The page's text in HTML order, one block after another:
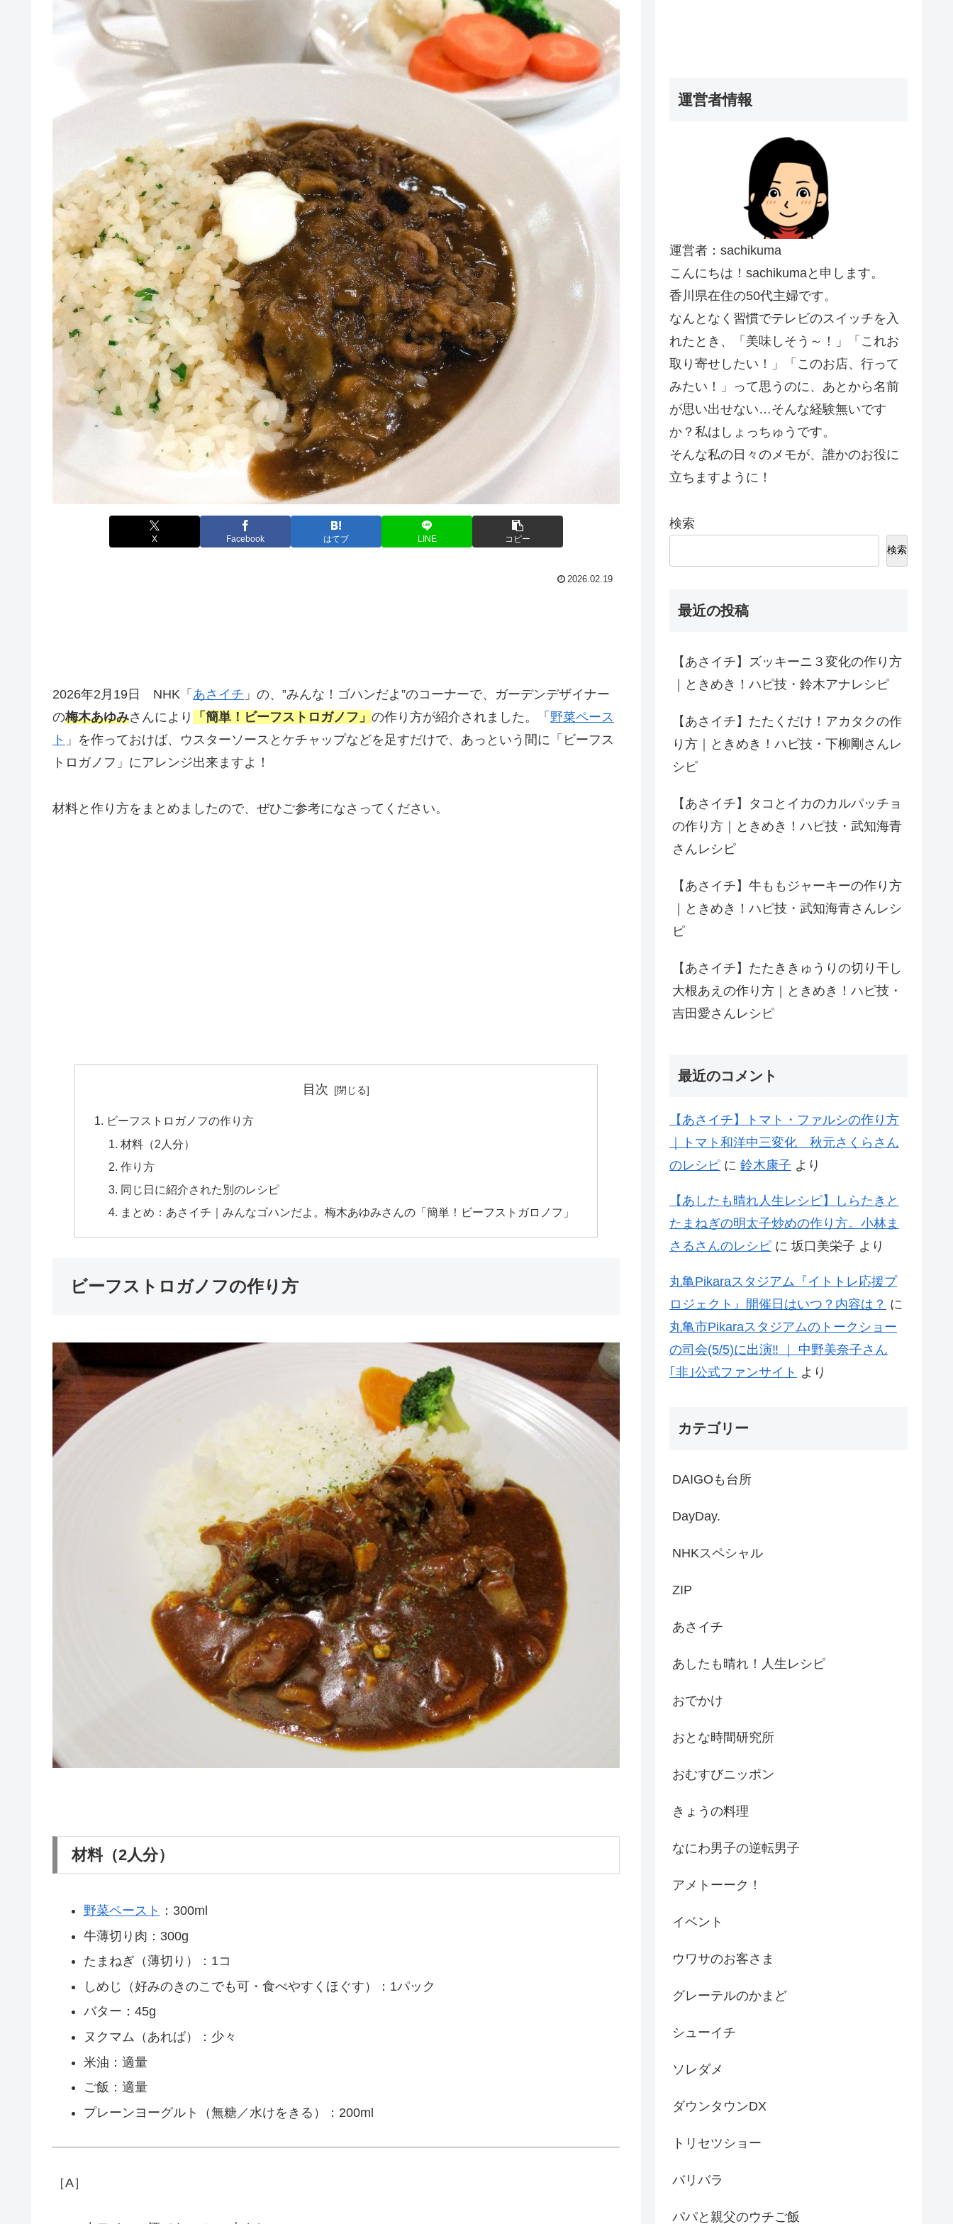
X Facebook はてブ LINE コピー
2026.02.19
2026年2月19日 NHK「 あさイチ 」の、”みんな！ゴハンだよ”のコーナーで、ガーデンデザイナー
の梅木あゆみさんにより 「簡単！ビーフストロガノフ」 の作り方が紹介されました。「 野菜ペース
ト 」を作っておけば、ウスターソースとケチャップなどを足すだけで、あっという間に「ビーフス
トロガノフ」にアレンジ出来ますよ！
材料と作り方をまとめましたので、ぜひご参考になさってください。
目次
ビーフストロガノフの作り方
材料（2人分）
作り方
同じ日に紹介された別のレシピ
まとめ：あさイチ｜みんなゴハンだよ。梅木あゆみさんの「簡単！ビーフストガロノフ」
ビーフストロガノフの作り方
材料（2人分）
野菜ペースト ：300ml
牛薄切り肉：300g
たまねぎ（薄切り）：1コ
しめじ（好みのきのこでも可・食べやすくほぐす）：1パック
バター：45g
ヌクマム（あれば）：少々
米油：適量
ご飯：適量
プレーンヨーグルト（無糖／水けをきる）：200ml
［A］
運営者情報
運営者：sachikuma
こんにちは！sachikumaと申します。
香川県在住の50代主婦です。
なんとなく習慣でテレビのスイッチを入
れたとき、「美味しそう～！」「これお
取り寄せしたい！」「このお店、行って
みたい！」って思うのに、あとから名前
が思い出せない…そんな経験無いです
か？私はしょっちゅうです。
そんな私の日々のメモが、誰かのお役に
立ちますように！
検索
検索
最近の投稿
【あさイチ】ズッキーニ３変化の作り方
｜ときめき！ハピ技・鈴木アナレシピ
【あさイチ】たたくだけ！アカタクの作
り方｜ときめき！ハピ技・下柳剛さんレ
シピ
【あさイチ】タコとイカのカルパッチョ
の作り方｜ときめき！ハピ技・武知海青
さんレシピ
【あさイチ】牛ももジャーキーの作り方
｜ときめき！ハピ技・武知海青さんレシ
ピ
【あさイチ】たたききゅうりの切り干し
大根あえの作り方｜ときめき！ハピ技・
吉田愛さんレシピ
最近のコメント
【あさイチ】トマト・ファルシの作り方
｜トマト和洋中三変化 秋元さくらさん
のレシピ に 鈴木康子 より
【あしたも晴れ人生レシピ】しらたきと
たまねぎの明太子炒めの作り方。小林ま
さるさんのレシピ に 坂口美栄子 より
丸亀Pikaraスタジアム『イトトレ応援プ
ロジェクト』開催日はいつ？内容は？ に
丸亀市Pikaraスタジアムのトークショー
の司会(5/5)に出演‼ ｜ 中野美奈子さん
｢非｣公式ファンサイト より
カテゴリー
DAIGOも台所
DayDay.
NHKスペシャル
ZIP
あさイチ
あしたも晴れ！人生レシピ
おでかけ
おとな時間研究所
おむすびニッポン
きょうの料理
なにわ男子の逆転男子
アメトーーク！
イベント
ウワサのお客さま
グレーテルのかまど
シューイチ
ソレダメ
ダウンタウンDX
トリセツショー
バリバラ
パパと親父のウチご飯